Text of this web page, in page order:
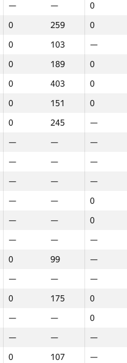
— — 0
0 259 0
0 103 —
0 189 0
0 403 0
0 151 0
0 245 —
— — —
— — —
— — —
— — 0
— — 0
— — —
0 99 —
— — —
0 175 0
— — 0
— — —
0 107 —
GP30 O‘rin